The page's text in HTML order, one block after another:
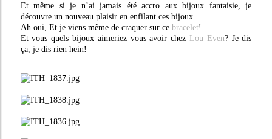
Et même si je n’ai jamais été accro aux bijoux fantaisie, je
découvre un nouveau plaisir en enfilant ces bijoux.
Ah oui, Et je viens même de craquer sur cebracelet!
Et vous quels bijoux aimeriez vous avoir chez Lou Even? Je dis
ça, je dis rien hein!